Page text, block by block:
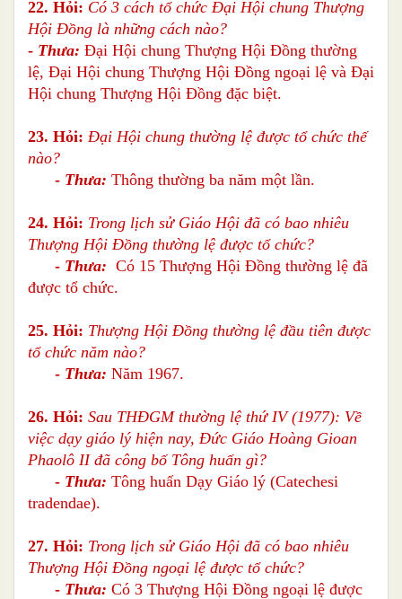
22. Hỏi: Có 3 cách tổ chức Đại Hội chung Thượng
Hội Đồng là những cách nào?
- Thưa: Đại Hội chung Thượng Hội Đồng thường
lệ, Đại Hội chung Thượng Hội Đồng ngoại lệ và Đại
Hội chung Thượng Hội Đồng đặc biệt.
23. Hỏi: Đại Hội chung thường lệ được tổ chức thế
nào?
- Thưa: Thông thường ba năm một lần.
24. Hỏi: Trong lịch sử Giáo Hội đã có bao nhiêu
Thượng Hội Đồng thường lệ được tổ chức?
- Thưa: Có 15 Thượng Hội Đồng thường lệ đã
được tổ chức.
25. Hỏi: Thượng Hội Đồng thường lệ đầu tiên được
tổ chức năm nào?
- Thưa: Năm 1967.
26. Hỏi: Sau THĐGM thường lệ thứ IV (1977): Về
việc dạy giáo lý hiện nay, Đức Giáo Hoàng Gioan
Phaolô II đã công bố Tông huấn gì?
- Thưa: Tông huấn Dạy Giáo lý (Catechesi
tradendae).
27. Hỏi: Trong lịch sử Giáo Hội đã có bao nhiêu
Thượng Hội Đồng ngoại lệ được tổ chức?
- Thưa: Có 3 Thượng Hội Đồng ngoại lệ được